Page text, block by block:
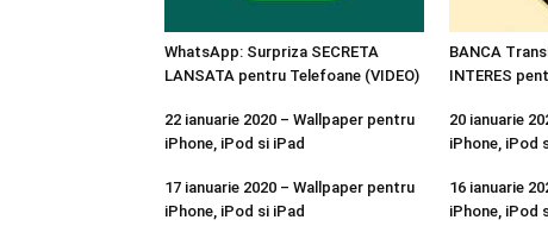
WhatsApp: Surpriza SECRETA
LANSATA pentru Telefoane (VIDEO)
BANCA
INTERES
22 ianuarie 2020 – Wallpaper pentru
iPhone, iPod si iPad
20 ianuarie
iPhone, iPod
17 ianuarie 2020 – Wallpaper pentru
iPhone, iPod si iPad
16 ianuarie
iPhone, iPod